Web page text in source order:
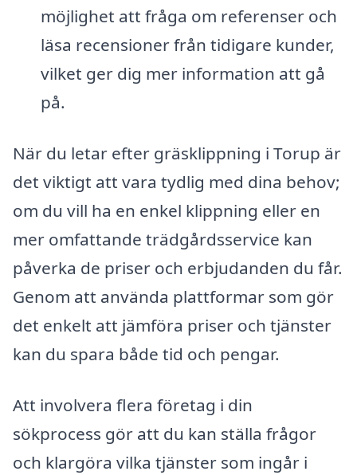
möjlighet att fråga om referenser och
läsa recensioner från tidigare kunder,
vilket ger dig mer information att gå
på.
När du letar efter gräsklippning i Torup är
det viktigt att vara tydlig med dina behov;
om du vill ha en enkel klippning eller en
mer omfattande trädgårdsservice kan
påverka de priser och erbjudanden du får.
Genom att använda plattformar som gör
det enkelt att jämföra priser och tjänster
kan du spara både tid och pengar.
Att involvera flera företag i din
sökprocess gör att du kan ställa frågor
och klargöra vilka tjänster som ingår i